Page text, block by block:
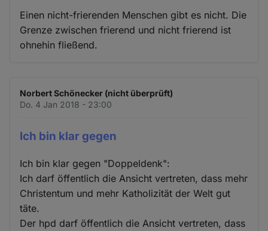
Einen nicht-frierenden Menschen gibt es nicht. Die
Grenze zwischen frierend und nicht frierend ist
ohnehin fließend.
Norbert Schönecker (nicht überprüft)
Do. 4 Jan 2018 - 23:00
Ich bin klar gegen
Ich bin klar gegen "Doppeldenk":
Ich darf öffentlich die Ansicht vertreten, dass mehr
Christentum und mehr Katholizität der Welt gut
täte.
Der hpd darf öffentlich die Ansicht vertreten, dass